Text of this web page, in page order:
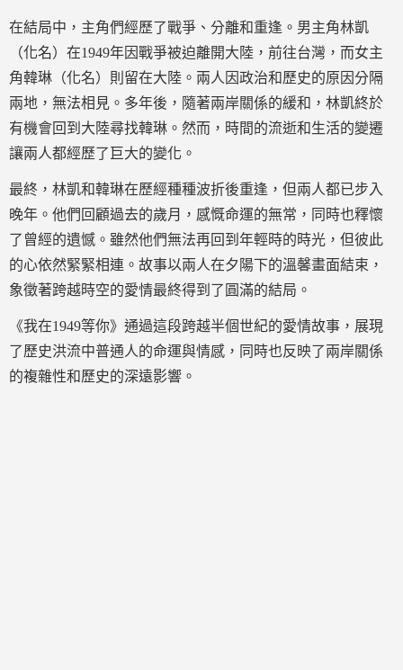
在結局中，主角們經歷了戰爭、分離和重逢。男主角林凱
（化名）在1949年因戰爭被迫離開大陸，前往台灣，而女主
角韓琳（化名）則留在大陸。兩人因政治和歷史的原因分隔
兩地，無法相見。多年後，隨著兩岸關係的緩和，林凱終於
有機會回到大陸尋找韓琳。然而，時間的流逝和生活的變遷
讓兩人都經歷了巨大的變化。
最終，林凱和韓琳在歷經種種波折後重逢，但兩人都已步入
晚年。他們回顧過去的歲月，感慨命運的無常，同時也釋懷
了曾經的遺憾。雖然他們無法再回到年輕時的時光，但彼此
的心依然緊緊相連。故事以兩人在夕陽下的溫馨畫面結束，
象徵著跨越時空的愛情最終得到了圓滿的結局。
《我在1949等你》通過這段跨越半個世紀的愛情故事，展現
了歷史洪流中普通人的命運與情感，同時也反映了兩岸關係
的複雜性和歷史的深遠影響。